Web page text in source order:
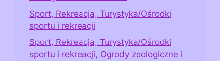
Sport, Rekreacja, Turystyka/Ośrodki
sportu i rekreacji
Sport, Rekreacja, Turystyka/Ośrodki
sportu i rekreacji, Ogrody zoologiczne i